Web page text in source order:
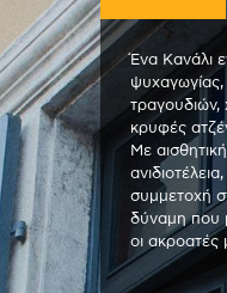
Ένα Κανάλι
ψυχαγωγίας,
τραγουδιών,
κρυφές
Με
συμμετοχή
δύναμη που
οι ακροατές